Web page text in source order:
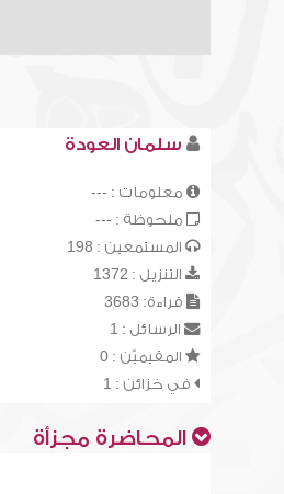
سلمان العودة
معلومات : ---
ملحوظة : ---
المستمعين : 198
التنزيل : 1372
قراءة: 3683
الرسائل : 1
المقيميّن : 0
في خزائن : 1
المحاضرة مجزأة